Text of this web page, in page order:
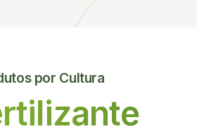
por Cultura